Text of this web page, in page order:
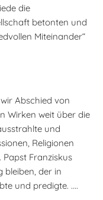
die
betonten und
Miteinander“
Abschied von
Wirken weit über die
und
Religionen
Franziskus
bleiben, der in
und predigte. ....